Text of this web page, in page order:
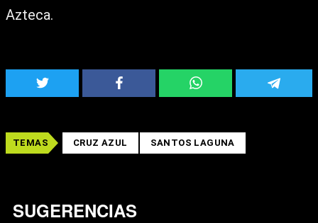
Azteca.
TEMAS CRUZ AZUL SANTOS LAGUNA
SUGERENCIAS